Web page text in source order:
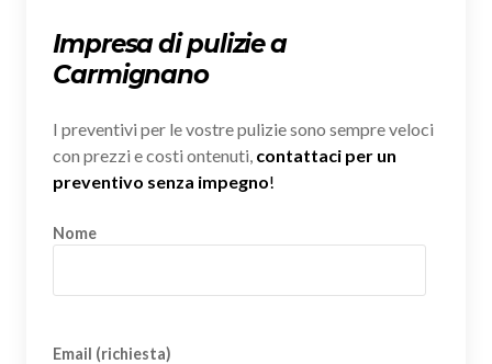
Impresa di pulizie a
Carmignano
I preventivi per le vostre pulizie sono sempre veloci
con prezzi e costi ontenuti, contattaci per un
preventivo senza impegno!
Nome
Email (richiesta)